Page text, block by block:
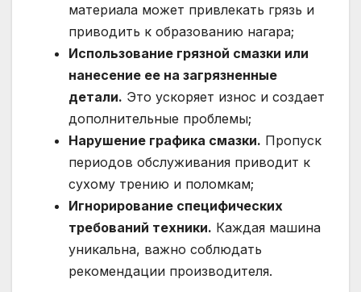
материала может привлекать грязь и
приводить к образованию нагара;
Использование грязной смазки или
нанесение ее на загрязненные
детали. Это ускоряет износ и создает
дополнительные проблемы;
Нарушение графика смазки. Пропуск
периодов обслуживания приводит к
сухому трению и поломкам;
Игнорирование специфических
требований техники. Каждая машина
уникальна, важно соблюдать
рекомендации производителя.